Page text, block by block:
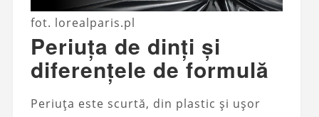
fot. lorealparis.pl
Periuța de dinți și
diferențele de formulă
Periuța este scurtă, din plastic și ușor